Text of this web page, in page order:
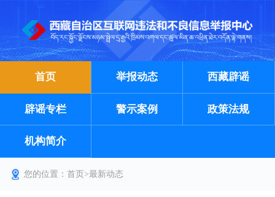
首页 举报动态 西藏辟谣
辟谣专栏 警示案例 政策法规
机构简介
您的位置：首页>最新动态